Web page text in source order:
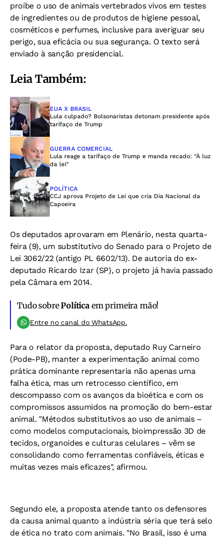
proíbe o uso de animais vertebrados vivos em testes
de ingredientes ou de produtos de higiene pessoal,
cosméticos e perfumes, inclusive para averiguar seu
perigo, sua eficácia ou sua segurança. O texto será
enviado à sanção presidencial.
Leia Também:
EUA X BRASIL
Lula culpado? Bolsonaristas detonam presidente após
tarifaço de Trump
GUERRA COMERCIAL
Lula reage a tarifaço de Trump e manda recado: "À luz
da lei"
POLÍTICA
CCJ aprova Projeto de Lei que cria Dia Nacional da
Capoeira
Os deputados aprovaram em Plenário, nesta quarta-
feira (9), um substitutivo do Senado para o Projeto de
Lei 3062/22 (antigo PL 6602/13). De autoria do ex-
deputado Ricardo Izar (SP), o projeto já havia passado
pela Câmara em 2014.
Tudo sobrePolítica em primeira mão!
Entre no canal do WhatsApp.
Para o relator da proposta, deputado Ruy Carneiro
(Pode-PB), manter a experimentação animal como
prática dominante representaria não apenas uma
falha ética, mas um retrocesso científico, em
descompasso com os avanços da bioética e com os
compromissos assumidos na promoção do bem-estar
animal. "Métodos substitutivos ao uso de animais –
como modelos computacionais, bioimpressão 3D de
tecidos, organoides e culturas celulares – vêm se
consolidando como ferramentas confiáveis, éticas e
muitas vezes mais eficazes", afirmou.
Segundo ele, a proposta atende tanto os defensores
da causa animal quanto a indústria séria que terá selo
de ética no trato com animais. "No Brasil, isso é uma